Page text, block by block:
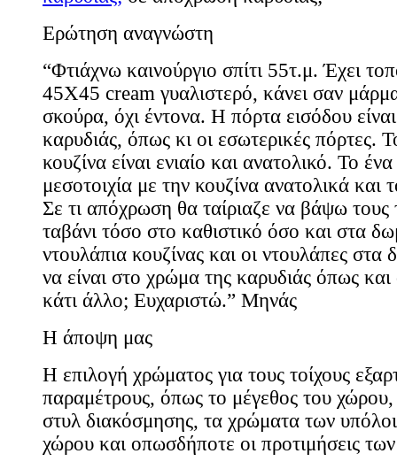
Ερώτηση αναγνώστη
“Φτιάχνω καινούργιο σπίτι 55τ.μ. Έχει
45Χ45 cream γυαλιστερό, κάνει σαν
σκούρα, όχι έντονα. Η πόρτα εισόδου
καρυδιάς, όπως κι οι εσωτερικές πόρτες.
κουζίνα είναι ενιαίο και ανατολικό. Το
μεσοτοιχία με την κουζίνα ανατολικά και
Σε τι απόχρωση θα ταίριαζε να βάψω τους
ταβάνι τόσο στο καθιστικό όσο και στα
ντουλάπια κουζίνας και οι ντουλάπες στα
να είναι στο χρώμα της καρυδιάς όπως και
κάτι άλλο; Ευχαριστώ.” Μηνάς
Η άποψη μας
Η επιλογή χρώματος για τους τοίχους
παραμέτρους, όπως το μέγεθος του
στυλ διακόσμησης, τα χρώματα των
χώρου και οπωσδήποτε οι προτιμήσεις